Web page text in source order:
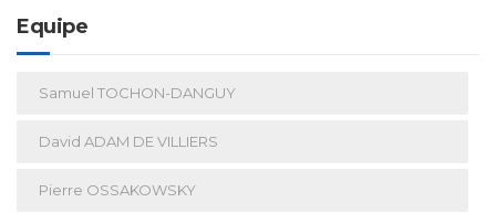
Equipe
Samuel TOCHON-DANGUY
David ADAM DE VILLIERS
Pierre OSSAKOWSKY